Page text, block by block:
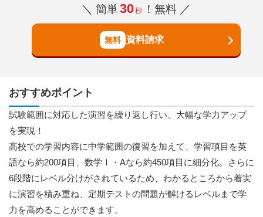
＼ 簡単30秒 ！無料 ／
資料請求
おすすめポイント
試験範囲に対応した演習を繰り返し行い、大幅な学力アップ
を実現！
高校での学習内容に中学範囲の復習を加えて、学習項目を英
語なら約200項目、数学Ⅰ・Aなら約450項目に細分化。さらに
6段階にレベル分けがされているため、わかるところから着実
に演習を積み重ね、定期テストの問題が解けるレベルまで学
力を高めることができます。